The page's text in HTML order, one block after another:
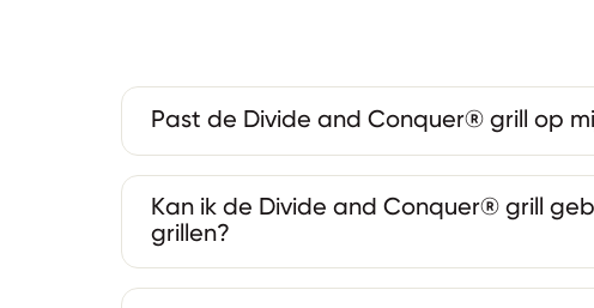
Past de Divide and Conquer® grill op
Kan ik de Divide and Conquer® grill
grillen?